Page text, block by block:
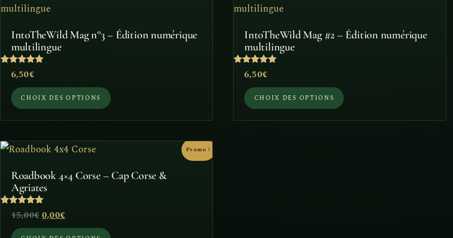
IntoTheWild Mag n°3 – Édition numérique
multilingue
Note
sur 5
6,50€
CHOIX DES OPTIONS
produit
plusieurs
variations.
Les
options
peuvent
être
choisies
page
du
produit
IntoTheWild Mag #2 – Édition numérique
multilingue
Note
sur 5
6,50€
CHOIX DES OPTIONS
produit
plusieurs
variations.
Les
options
peuvent
être
Promo !
Roadbook 4×4 Corse – Cap Corse &
Agriates
Note
sur 5
15,00€Le
prix
0,00€Le
prix
Ce
plusieurs
variations.
Les